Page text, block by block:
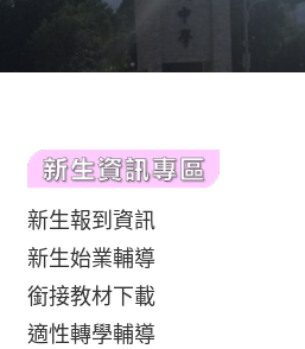
新生報到資訊
新生始業輔導
銜接教材下載
適性轉學輔導